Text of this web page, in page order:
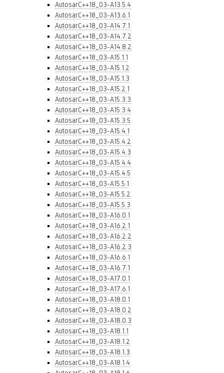
AutosarC++18_03-A13.5.4
AutosarC++18_03-A13.6.1
AutosarC++18_03-A14.7.1
AutosarC++18_03-A14.7.2
AutosarC++18_03-A14.8.2
AutosarC++18_03-A15.1.1
AutosarC++18_03-A15.1.2
AutosarC++18_03-A15.1.3
AutosarC++18_03-A15.2.1
AutosarC++18_03-A15.3.3
AutosarC++18_03-A15.3.4
AutosarC++18_03-A15.3.5
AutosarC++18_03-A15.4.1
AutosarC++18_03-A15.4.2
AutosarC++18_03-A15.4.3
AutosarC++18_03-A15.4.4
AutosarC++18_03-A15.4.5
AutosarC++18_03-A15.5.1
AutosarC++18_03-A15.5.2
AutosarC++18_03-A15.5.3
AutosarC++18_03-A16.0.1
AutosarC++18_03-A16.2.1
AutosarC++18_03-A16.2.2
AutosarC++18_03-A16.2.3
AutosarC++18_03-A16.6.1
AutosarC++18_03-A16.7.1
AutosarC++18_03-A17.0.1
AutosarC++18_03-A17.6.1
AutosarC++18_03-A18.0.1
AutosarC++18_03-A18.0.2
AutosarC++18_03-A18.0.3
AutosarC++18_03-A18.1.1
AutosarC++18_03-A18.1.2
AutosarC++18_03-A18.1.3
AutosarC++18_03-A18.1.4